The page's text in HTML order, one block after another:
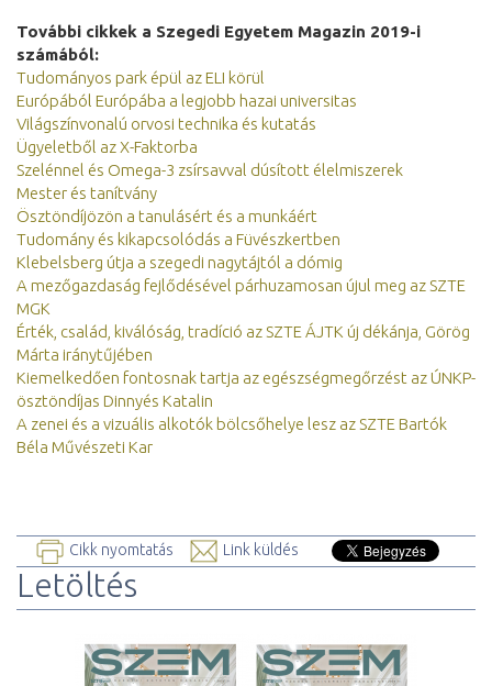
További cikkek a Szegedi Egyetem Magazin 2019-i
számából:
Tudományos park épül az ELI körül
Európából Európába a legjobb hazai universitas
Világszínvonalú orvosi technika és kutatás
Ügyeletből az X-Faktorba
Szelénnel és Omega-3 zsírsavval dúsított élelmiszerek
Mester és tanítvány
Ösztöndíjözön a tanulásért és a munkáért
Tudomány és kikapcsolódás a Füvészkertben
Klebelsberg útja a szegedi nagytájtól a dómig
A mezőgazdaság fejlődésével párhuzamosan újul meg az SZTE
MGK
Érték, család, kiválóság, tradíció az SZTE ÁJTK új dékánja, Görög
Márta iránytűjében
Kiemelkedően fontosnak tartja az egészségmegőrzést az ÚNKP-
ösztöndíjas Dinnyés Katalin
A zenei és a vizuális alkotók bölcsőhelye lesz az SZTE Bartók
Béla Művészeti Kar
Cikk nyomtatás Link küldés
Letöltés